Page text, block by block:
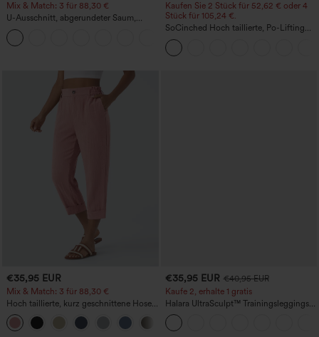
Mix & Match: 3 für 88,30 €
U-Ausschnitt, abgerundeter Saum,
InstantCool Yoga-Trägertop – UPF50+
Kaufen Sie 2 Stück für 52,62 € oder 4
Stück für 105,24 €.
SoCinched Hoch taillierte, Po-Lifting
7/8-Trainingsleggings mit
Bauchkontrolle und Seitentaschen
€35,95 EUR
Mix & Match: 3 für 88,30 €
Hoch taillierte, kurz geschnittene Hose
mit Reißverschlusstasche in Leinenoptik
€35,95 EUR €40,95 EUR
Kaufe 2, erhalte 1 gratis
Halara UltraSculpt™ Trainingsleggings
mit hohem Bund – raffende Push-up-
Po-Form, Bauchkontrolle, Taschen und
formende Passform